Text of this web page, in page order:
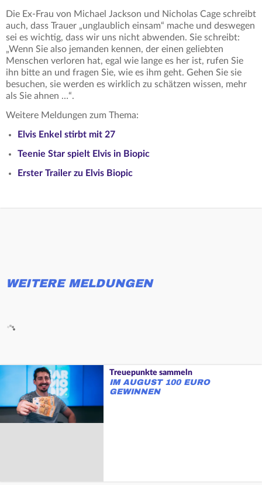
Die Ex-Frau von Michael Jackson und Nicholas Cage schreibt
auch, dass Trauer „unglaublich einsam“ mache und deswegen
sei es wichtig, dass wir uns nicht abwenden. Sie schreibt:
„Wenn Sie also jemanden kennen, der einen geliebten
Menschen verloren hat, egal wie lange es her ist, rufen Sie
ihn bitte an und fragen Sie, wie es ihm geht. Gehen Sie sie
besuchen, sie werden es wirklich zu schätzen wissen, mehr
als Sie ahnen …“.
Weitere Meldungen zum Thema:
Elvis Enkel stirbt mit 27
Teenie Star spielt Elvis in Biopic
Erster Trailer zu Elvis Biopic
WEITERE MELDUNGEN
Treuepunkte sammeln
IM AUGUST 100 EURO
GEWINNEN